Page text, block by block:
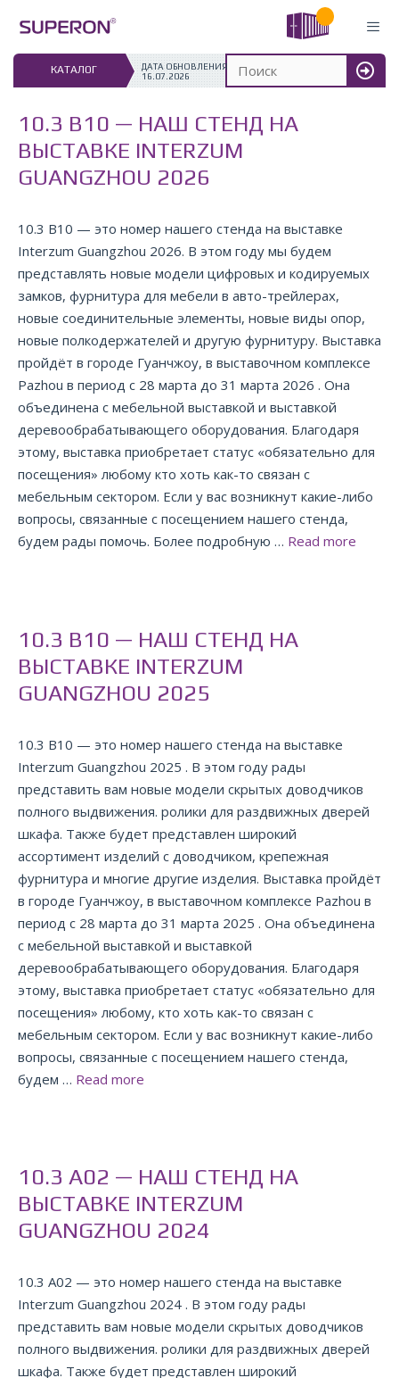
содержимому
КАТАЛОГ
ДАТА ОБНОВЛЕНИЯ:
16.07.2026
10.3 B10 — НАШ СТЕНД НА
ВЫСТАВКЕ INTERZUM
GUANGZHOU 2026
10.3 B10 — это номер нашего стенда на выставке
Interzum Guangzhou 2026. В этом году мы будем
представлять новые модели цифровых и кодируемых
замков, фурнитура для мебели в авто-трейлерах,
новые соединительные элементы, новые виды опор,
новые полкодержателей и другую фурнитуру. Выставка
пройдёт в городе Гуанчжоу, в выставочном комплексе
Pazhou в период с 28 марта до 31 марта 2026 . Она
объединена с мебельной выставкой и выставкой
деревообрабатывающего оборудования. Благодаря
этому, выставка приобретает статус «обязательно для
посещения» любому кто хоть как-то связан с
мебельным сектором. Если у вас возникнут какие-либо
вопросы, связанные с посещением нашего стенда,
будем рады помочь. Более подробную … Read more
10.3 B10 — НАШ СТЕНД НА
ВЫСТАВКЕ INTERZUM
GUANGZHOU 2025
10.3 B10 — это номер нашего стенда на выставке
Interzum Guangzhou 2025 . В этом году рады
представить вам новые модели скрытых доводчиков
полного выдвижения. ролики для раздвижных дверей
шкафа. Также будет представлен широкий
ассортимент изделий с доводчиком, крепежная
фурнитура и многие другие изделия. Выставка пройдёт
в городе Гуанчжоу, в выставочном комплексе Pazhou в
период с 28 марта до 31 марта 2025 . Она объединена
с мебельной выставкой и выставкой
деревообрабатывающего оборудования. Благодаря
этому, выставка приобретает статус «обязательно для
посещения» любому, кто хоть как-то связан с
мебельным сектором. Если у вас возникнут какие-либо
вопросы, связанные с посещением нашего стенда,
будем … Read more
10.3 A02 — НАШ СТЕНД НА
ВЫСТАВКЕ INTERZUM
GUANGZHOU 2024
10.3 A02 — это номер нашего стенда на выставке
Interzum Guangzhou 2024 . В этом году рады
представить вам новые модели скрытых доводчиков
полного выдвижения. ролики для раздвижных дверей
шкафа. Также будет представлен широкий